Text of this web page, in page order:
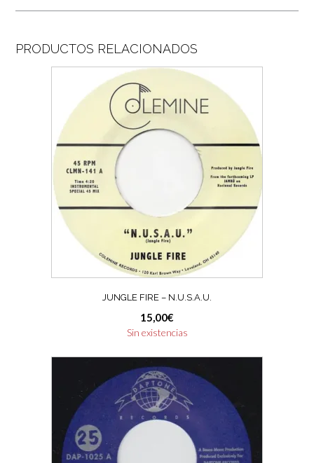
PRODUCTOS RELACIONADOS
JUNGLE FIRE – N.U.S.A.U.
15,00€
Sin existencias